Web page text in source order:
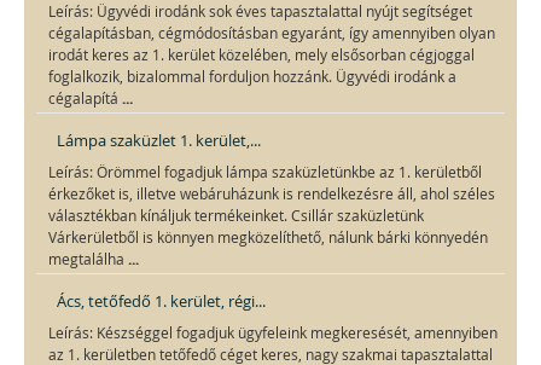
Leírás: Ügyvédi irodánk sok éves tapasztalattal nyújt segítséget
cégalapításban, cégmódosításban egyaránt, így amennyiben olyan
irodát keres az 1. kerület közelében, mely elsősorban cégjoggal
foglalkozik, bizalommal forduljon hozzánk. Ügyvédi irodánk a
cégalapítá ...
Lámpa szaküzlet 1. kerület,...
Leírás: Örömmel fogadjuk lámpa szaküzletünkbe az 1. kerületből
érkezőket is, illetve webáruházunk is rendelkezésre áll, ahol széles
választékban kínáljuk termékeinket. Csillár szaküzletünk
Várkerületből is könnyen megközelíthető, nálunk bárki könnyedén
megtalálha ...
Ács, tetőfedő 1. kerület, régi...
Leírás: Készséggel fogadjuk ügyfeleink megkeresését, amennyiben
az 1. kerületben tetőfedő céget keres, nagy szakmai tapasztalattal